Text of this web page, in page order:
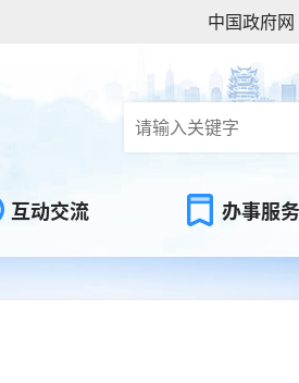
中国政府网
互动交流 办事服务